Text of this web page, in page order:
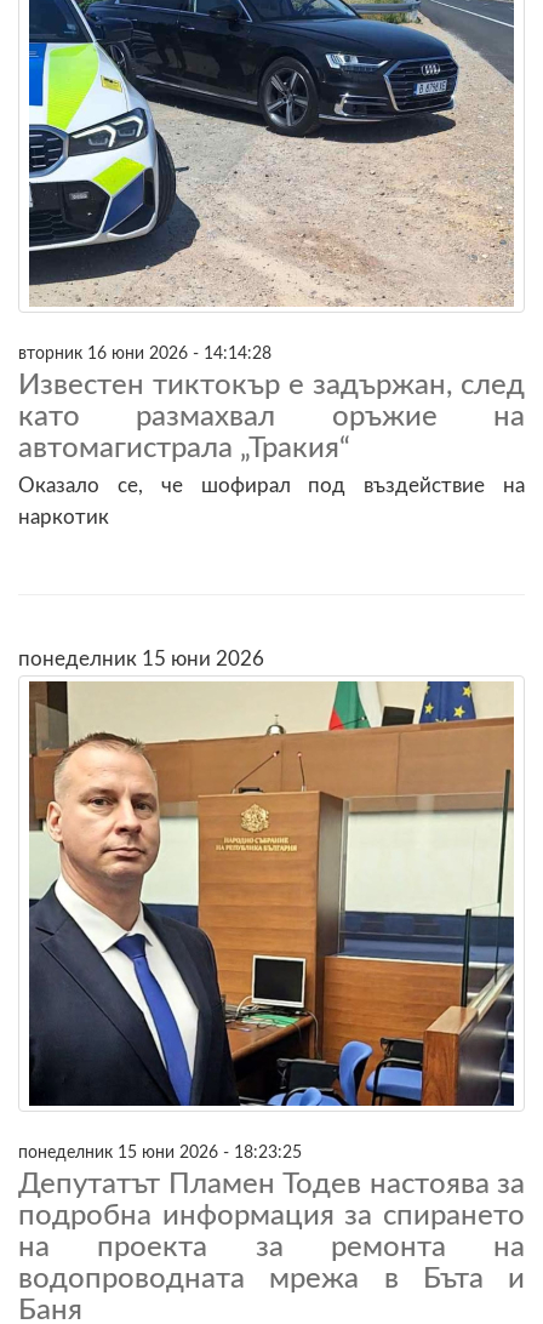
вторник 16 юни 2026 - 14:14:28
Известен тиктокър е задържан, след
като размахвал оръжие на
автомагистрала „Тракия“
Оказало се, че шофирал под въздействие на
наркотик
понеделник 15 юни 2026
понеделник 15 юни 2026 - 18:23:25
Депутатът Пламен Тодев настоява за
подробна информация за спирането
на проекта за ремонта на
водопроводната мрежа в Бъта и
Баня